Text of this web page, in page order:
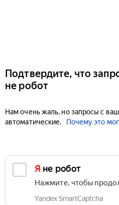
Подтвердите, что
не робот
Нам очень жаль, но запросы с
автоматические.
Почему это
Я не робот
Нажмите, чтобы
Yandex SmartCaptcha